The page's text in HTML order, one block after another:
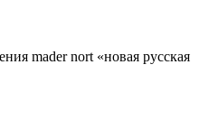
mader nort «новая русская